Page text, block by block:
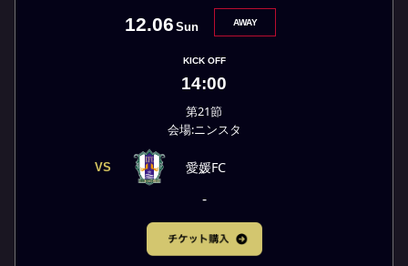
12.06 Sun AWAY
KICK OFF
14:00
第21節
会場:ニンスタ
VS 愛媛FC
-